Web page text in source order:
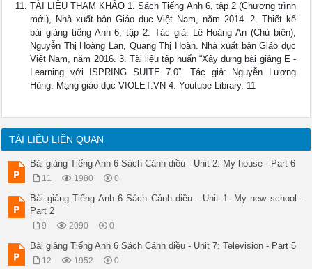
TÀI LIỆU THAM KHẢO 1. Sách Tiếng Anh 6, tập 2 (Chương trình
mới), Nhà xuất bản Giáo dục Việt Nam, năm 2014. 2. Thiết kế
bài giảng tiếng Anh 6, tập 2. Tác giả: Lê Hoàng An (Chủ biên),
Nguyễn Thị Hoàng Lan, Quang Thị Hoàn. Nhà xuất bản Giáo dục
Việt Nam, năm 2016. 3. Tài liệu tập huấn “Xây dựng bài giảng E -
Learning với ISPRING SUITE 7.0”. Tác giả: Nguyễn Lương
Hùng. Mạng giáo dục VIOLET.VN 4. Youtube Library. 11
TÀI LIỆU LIÊN QUAN
Bài giảng Tiếng Anh 6 Sách Cánh diều - Unit 2: My house - Part 6
11 1980 0
Bài giảng Tiếng Anh 6 Sách Cánh diều - Unit 1: My new school -
Part 2
9 2090 0
Bài giảng Tiếng Anh 6 Sách Cánh diều - Unit 7: Television - Part 5
12 1952 0